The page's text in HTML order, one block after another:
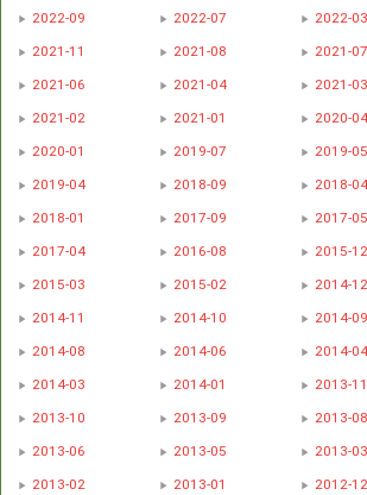
2022-09
2022-07
2022-03
2021-11
2021-08
2021-07
2021-06
2021-04
2021-03
2021-02
2021-01
2020-04
2020-01
2019-07
2019-05
2019-04
2018-09
2018-04
2018-01
2017-09
2017-05
2017-04
2016-08
2015-12
2015-03
2015-02
2014-12
2014-11
2014-10
2014-09
2014-08
2014-06
2014-04
2014-03
2014-01
2013-11
2013-10
2013-09
2013-08
2013-06
2013-05
2013-03
2013-02
2013-01
2012-12